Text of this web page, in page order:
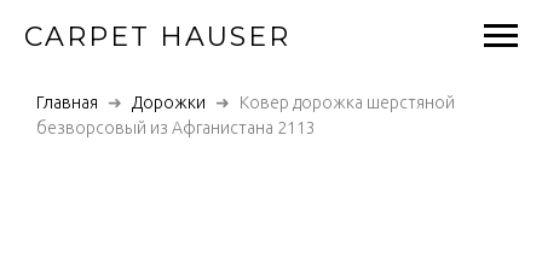
CARPET HAUSER
Главная Дорожки
Ковер дорожка шерстяной
безворсовый из Афганистана 2113